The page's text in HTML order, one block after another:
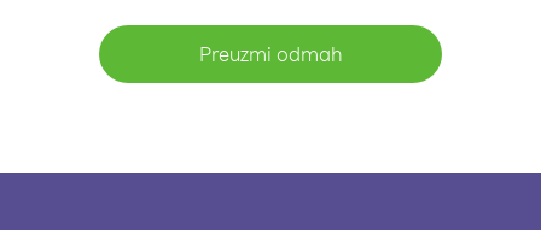
Preuzmi odmah